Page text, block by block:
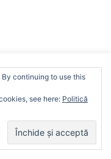
ca le-ai prezentat,
you the most
your preferences
you consent to the
continuing to use this
see here: Politică